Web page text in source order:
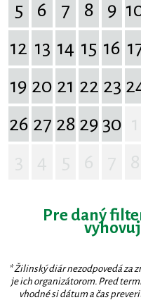
5
6 7 8 9
12 13 14 15 16
19 20 21 22 23
26 27 28 29 30
Pre daný
* Žilinský diár nezodpovedá za
je ich organizátorom. Pred
vhodné si dátum a čas